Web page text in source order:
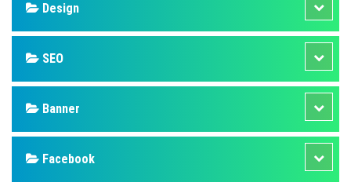
Design
SEO
Banner
Facebook